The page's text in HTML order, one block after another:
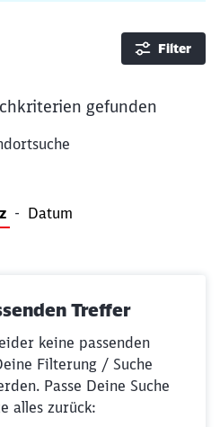
gefunden
Filter
pro Seite 10
- Datum
Treffer
keine passenden
Filterung / Suche
Passe Deine Suche
alles zurück: